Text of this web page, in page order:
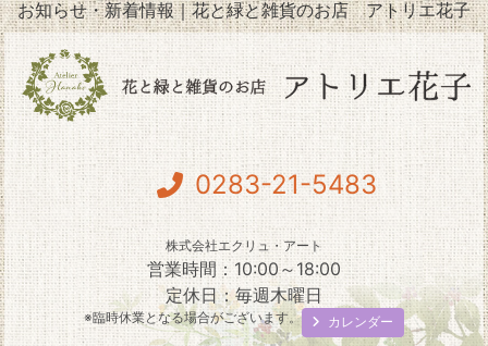
お知らせ・新着情報｜花と緑と雑貨のお店 アトリエ花子
0283-21-5483
株式会社エクリュ・アート
営業時間：10:00～18:00
定休日：毎週木曜日
※臨時休業となる場合がございます。 カレンダー